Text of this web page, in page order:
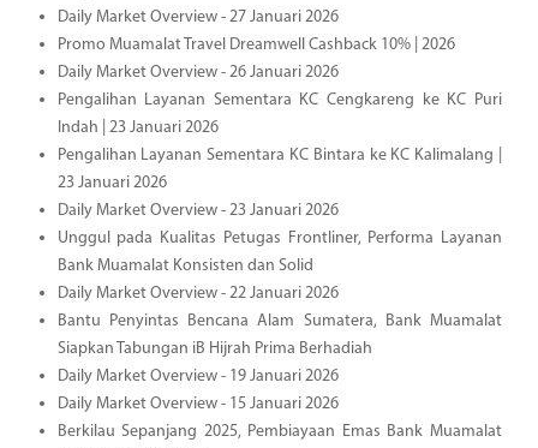
Daily Market Overview - 27 Januari 2026
Promo Muamalat Travel Dreamwell Cashback 10% | 2026
Daily Market Overview - 26 Januari 2026
Pengalihan Layanan Sementara KC Cengkareng ke KC Puri
Indah | 23 Januari 2026
Pengalihan Layanan Sementara KC Bintara ke KC Kalimalang |
23 Januari 2026
Daily Market Overview - 23 Januari 2026
Unggul pada Kualitas Petugas Frontliner, Performa Layanan
Bank Muamalat Konsisten dan Solid
Daily Market Overview - 22 Januari 2026
Bantu Penyintas Bencana Alam Sumatera, Bank Muamalat
Siapkan Tabungan iB Hijrah Prima Berhadiah
Daily Market Overview - 19 Januari 2026
Daily Market Overview - 15 Januari 2026
Berkilau Sepanjang 2025, Pembiayaan Emas Bank Muamalat